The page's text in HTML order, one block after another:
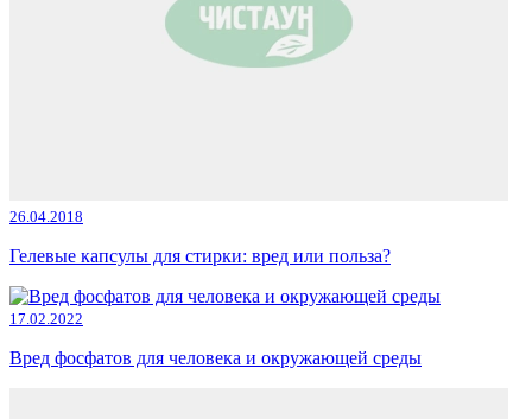
26.04.2018
Гелевые капсулы для стирки: вред или польза?
17.02.2022
Вред фосфатов для человека и окружающей среды